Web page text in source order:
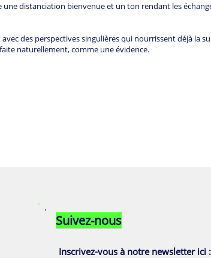
une distanciation bienvenue et un ton rendant les
des perspectives singulières qui nourrissent déjà la
naturellement, comme une évidence.
Suivez-nous
Inscrivez-vous à notre newsletter ici :